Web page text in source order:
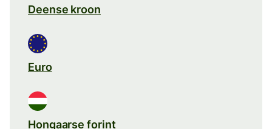
Deense kroon
Euro
Hongaarse forint